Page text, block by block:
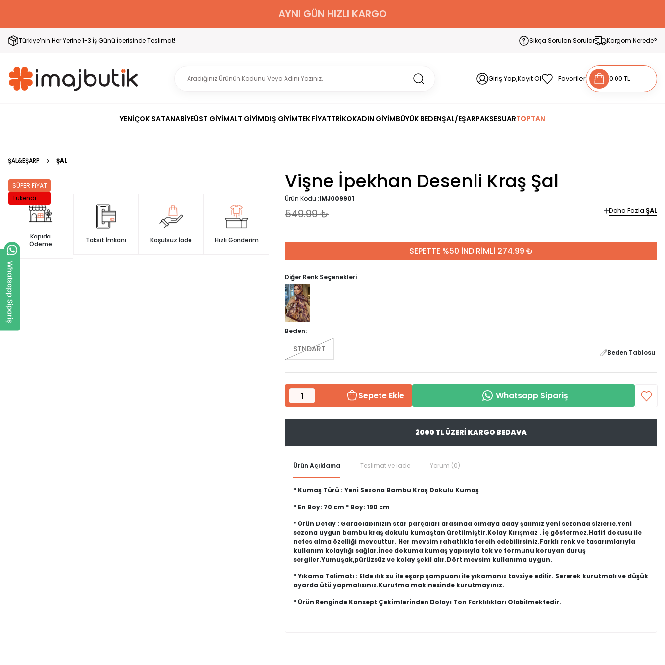
AYNI GÜN HIZLI KARGO
Türkiye’nin Her Yerine 1-3 İş Günü İçerisinde Teslimat! Sıkça Sorulan Sorular Kargom Nerede?
Giriş Yap,Kayıt Ol Favoriler 0.00 TL
YENİÇOK SATANABİYEÜST GİYİMALT GİYİMDIŞ GİYİMTEK FİYATTRİKOKADIN GİYİMBÜYÜK BEDENŞAL/EŞARPAKSESUARTOPTAN
ŞAL&EŞARP ŞAL
SÜPER FİYAT
Tükendi
Kapıda
Ödeme
Taksit İmkanı Koşulsuz İade Hızlı Gönderim
Vişne İpekhan Desenli Kraş Şal
Ürün Kodu :IMJ009901
549.99₺ Daha Fazla ŞAL
SEPETTE %50 İNDİRİMLİ 274.99 ₺
Diğer Renk Seçenekleri
Beden:
STNDART Beden Tablosu
Sepete Ekle Whatsapp Sipariş
2000 TL ÜZERİ KARGO BEDAVA
Ürün Açıklama Teslimat ve İade Yorum (0)
* Kumaş Türü : Yeni Sezona Bambu Kraş Dokulu Kumaş
* En Boy: 70 cm * Boy: 190 cm
* Ürün Detay : Gardolabınızın star parçaları arasında olmaya aday şalımız yeni sezonda sizlerle.Yeni
sezona uygun bambu kraş dokulu kumaştan üretilmiştir.Kolay Kırışmaz . İç göstermez.Hafif dokusu ile
nefes alma özelliği mevcuttur. Her mevsim rahatlıkla tercih edebilirsiniz.Farklı renk ve tasarımlarıyla
kullanım kolaylığı sağlar.İnce dokuma kumaş yapısıyla tok ve formunu koruyan duruş
sergiler.Yumuşak,pürüzsüz ve kolay şekil alır.Dört mevsim kullanıma uygun.
* Yıkama Talimatı : Elde ılık su ile eşarp şampuanı ile yıkamanız tavsiye edilir. Sererek kurutmalı ve düşük
ayarda ütü yapmalısınız.Kurutma makinesinde kurutmayınız.
* Ürün Renginde Konsept Çekimlerinden Dolayı Ton Farklılıkları Olabilmektedir.